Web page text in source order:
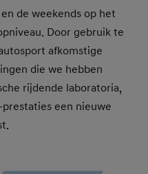
de weekends op het
Door gebruik te
afkomstige
die we hebben
rijdende laboratoria,
een nieuwe